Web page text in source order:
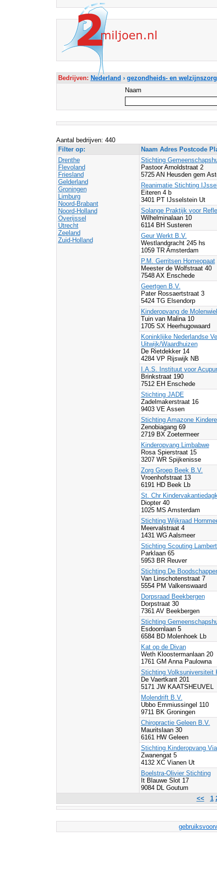
Bedrijven: Nederland › gezondheids- en welzijnszorg
Naam
Aantal bedrijven: 440
Filter op:
Naam Adres Postcode
Drenthe
Flevoland
Friesland
Gelderland
Groningen
Limburg
Noord-Brabant
Noord-Holland
Overijssel
Utrecht
Zeeland
Zuid-Holland
Stichting
Pastoor Arnoldstraat 2
5725 AN Heusden gem
Reanimatie Stichting
Eiteren 4 b
3401 PT IJsselstein Ut
Solange Praktijk voor
Wilhelminalaan 10
6114 BH Susteren
Geur Werkt B.V.
Westlandgracht 245 hs
1059 TR Amsterdam
P.M. Gerritsen Homeopaat
Meester de Wolfstraat 40
7548 AX Enschede
Geertgen B.V.
Pater Rossaertstraat 3
5424 TG Elsendorp
Kinderopvang de
Tuin van Malina 10
1705 SX Heerhugowaard
Koninklijke Nederlandse
Uitwijk/Waardhuizen
De Rietdekker 14
4284 VP Rijswijk NB
I.A.S. Instituut voor
Brinkstraat 190
7512 EH Enschede
Stichting JADE
Zadelmakerstraat 16
9403 VE Assen
Stichting Amazone
Zenobiagang 69
2719 BX Zoetermeer
Kinderopvang Limbabwe
Rosa Spierstraat 15
3207 WR Spijkenisse
Zorg Groep Beek B.V.
Vroenhofstraat 13
6191 HD Beek Lb
St. Chr
Diopter 40
1025 MS Amsterdam
Stichting Wijkraad
Meervalstraat 4
1431 WG Aalsmeer
Stichting Scouting
Parklaan 65
5953 BR Reuver
Stichting De
Van Linschotenstraat 7
5554 PM Valkenswaard
Dorpsraad Beekbergen
Dorpstraat 30
7361 AV Beekbergen
Stichting
Esdoornlaan 5
6584 BD Molenhoek Lb
Kat op de Divan
Weth Kloostermanlaan 20
1761 GM Anna Paulowna
Stichting Volksuniversiteit
De Vaertkant 201
5171 JW KAATSHEUVEL
Molendrift B.V.
Ubbo Emmiussingel 110
9711 BK Groningen
Chiropractie Geleen B.V.
Mauritslaan 30
6161 HW Geleen
Stichting Kinderopvang
Zwanengat 5
4132 XC Vianen Ut
Boelstra-Olivier Stichting
It Blauwe Slot 17
9084 DL Goutum
<<
1